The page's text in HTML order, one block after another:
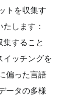
トを収集す
します：
すること
イッチングを
偏った言語
ータの多様